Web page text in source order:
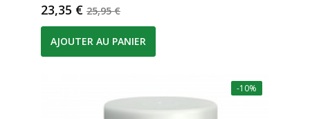
Prix
23,35 € Prix de base
25,95 €
AJOUTER AU PANIER
-10%